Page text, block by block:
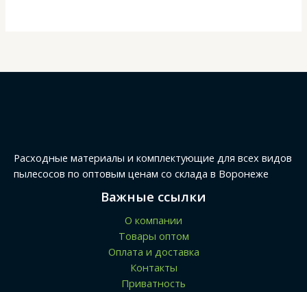
Расходные материалы и комплектующие для всех видов
пылесосов по оптовым ценам со склада в Воронеже
Важные ссылки
О компании
Товары оптом
Оплата и доставка
Контакты
Приватность